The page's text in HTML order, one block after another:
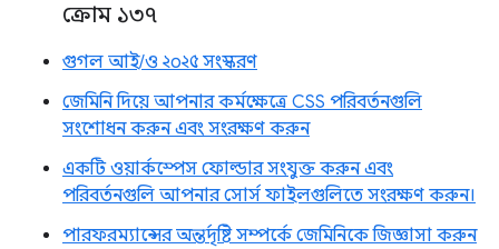
ক্রোম ১৩৭
গুগল আই/ও ২০২৫ সংস্করণ
জেমিনি দিয়ে আপনার কর্মক্ষেত্রে CSS পরিবর্তনগুলি
সংশোধন করুন এবং সংরক্ষণ করুন
একটি ওয়ার্কস্পেস ফোল্ডার সংযুক্ত করুন এবং
পরিবর্তনগুলি আপনার সোর্স ফাইলগুলিতে সংরক্ষণ করুন।
পারফরম্যান্সের অন্তর্দৃষ্টি সম্পর্কে জেমিনিকে জিজ্ঞাসা করুন